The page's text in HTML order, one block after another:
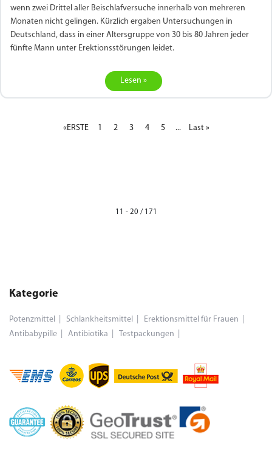
wenn zwei Drittel aller Beischlafversuche innerhalb von mehreren
Monaten nicht gelingen. Kürzlich ergaben Untersuchungen in
Deutschland, dass in einer Altersgruppe von 30 bis 80 Jahren jeder
fünfte Mann unter Erektionsstörungen leidet.
Lesen »
«ERSTE 1 2 3 4 5 ... Last »
11 - 20 / 171
Kategorie
Potenzmittel Schlankheitsmittel
Erektionsmittel für Frauen
Antibabypille
Antibiotika Testpackungen